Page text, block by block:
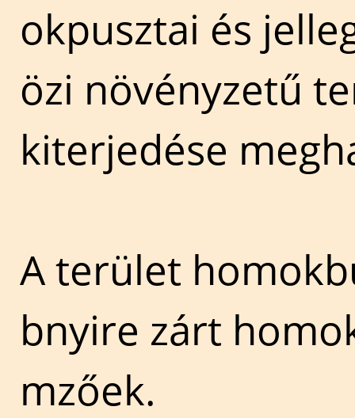
okpusztai és
özi növényzetű
kiterjedése
A terület
bnyire zárt
mzőek.